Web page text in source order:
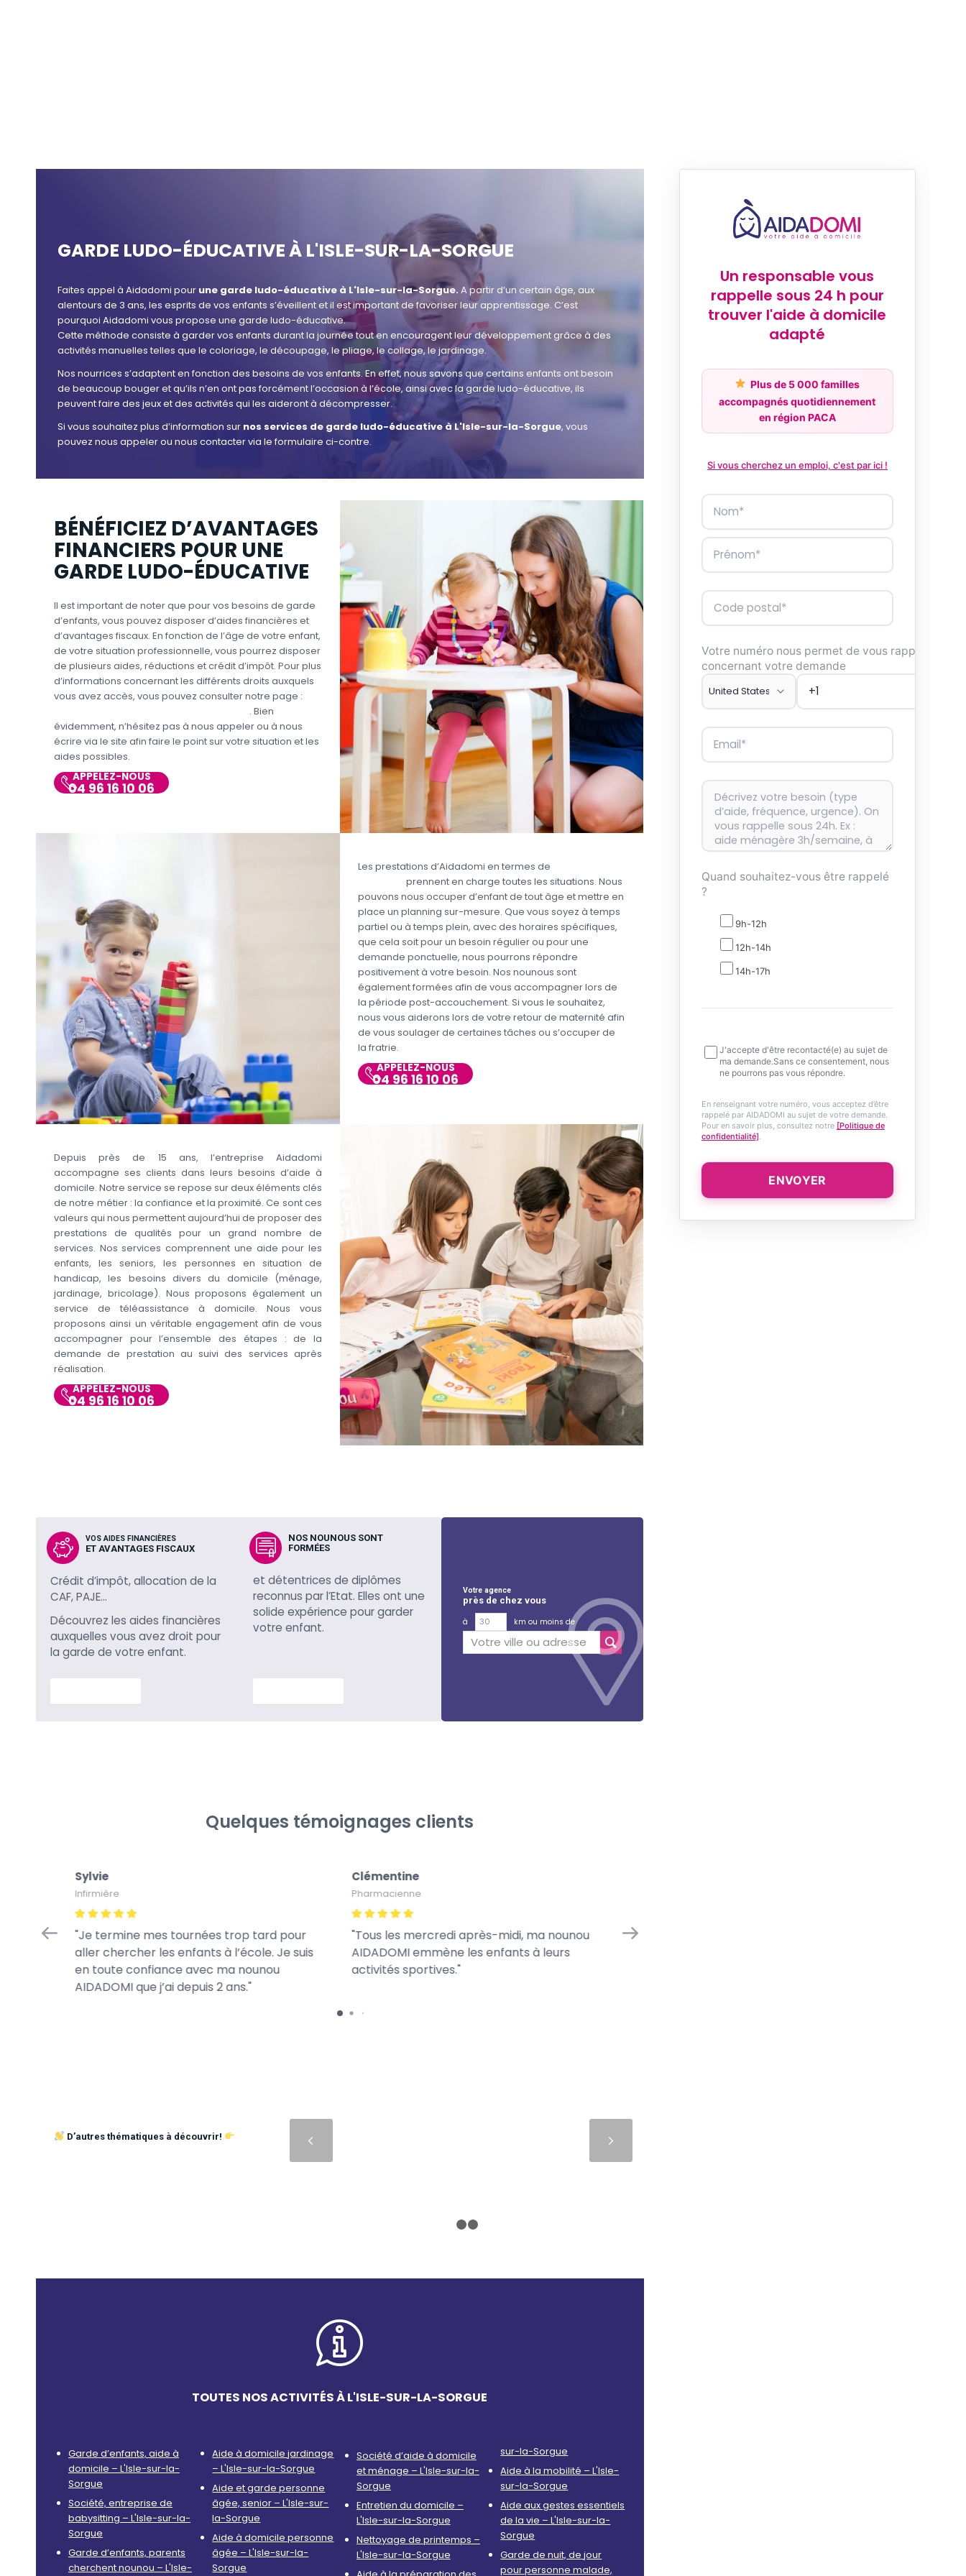
GARDE LUDO-ÉDUCATIVE À L'ISLE-SUR-LA-SORGUE
Faites appel à Aidadomi pour une garde ludo-éducative à L'Isle-sur-la-Sorgue. A partir d’un certain âge, aux
alentours de 3 ans, les esprits de vos enfants s’éveillent et il est important de favoriser leur apprentissage. C’est
pourquoi Aidadomi vous propose une garde ludo-éducative.
Cette méthode consiste à garder vos enfants durant la journée tout en encouragent leur développement grâce à des
activités manuelles telles que le coloriage, le découpage, le pliage, le collage, le jardinage.
Nos nourrices s’adaptent en fonction des besoins de vos enfants. En effet, nous savons que certains enfants ont besoin
de beaucoup bouger et qu’ils n’en ont pas forcément l’occasion à l’école, ainsi avec la garde ludo-éducative, ils
peuvent faire des jeux et des activités qui les aideront à décompresser.
Si vous souhaitez plus d’information sur nos services de garde ludo-éducative à L'Isle-sur-la-Sorgue, vous
pouvez nous appeler ou nous contacter via le formulaire ci-contre.
BÉNÉFICIEZ D’AVANTAGES
FINANCIERS POUR UNE
GARDE LUDO-ÉDUCATIVE
Il est important de noter que pour vos besoins de garde
d’enfants, vous pouvez disposer d’aides financières et
d’avantages fiscaux. En fonction de l’âge de votre enfant,
de votre situation professionnelle, vous pourrez disposer
de plusieurs aides, réductions et crédit d’impôt. Pour plus
d’informations concernant les différents droits auxquels
vous avez accès, vous pouvez consulter notre page :
. Bien
évidemment, n’hésitez pas à nous appeler ou à nous
écrire via le site afin faire le point sur votre situation et les
aides possibles.
APPELEZ-NOUS
04 96 16 10 06
Les prestations d’Aidadomi en termes de
prennent en charge toutes les situations. Nous
pouvons nous occuper d’enfant de tout âge et mettre en
place un planning sur-mesure. Que vous soyez à temps
partiel ou à temps plein, avec des horaires spécifiques,
que cela soit pour un besoin régulier ou pour une
demande ponctuelle, nous pourrons répondre
positivement à votre besoin. Nos nounous sont
également formées afin de vous accompagner lors de
la période post-accouchement. Si vous le souhaitez,
nous vous aiderons lors de votre retour de maternité afin
de vous soulager de certaines tâches ou s’occuper de
la fratrie.
APPELEZ-NOUS
04 96 16 10 06
Depuis près de 15 ans, l’entreprise Aidadomi
accompagne ses clients dans leurs besoins d’aide à
domicile. Notre service se repose sur deux éléments clés
de notre métier : la confiance et la proximité. Ce sont ces
valeurs qui nous permettent aujourd’hui de proposer des
prestations de qualités pour un grand nombre de
services. Nos services comprennent une aide pour les
enfants, les seniors, les personnes en situation de
handicap, les besoins divers du domicile (ménage,
jardinage, bricolage). Nous proposons également un
service de téléassistance à domicile. Nous vous
proposons ainsi un véritable engagement afin de vous
accompagner pour l’ensemble des étapes : de la
demande de prestation au suivi des services après
réalisation.
APPELEZ-NOUS
04 96 16 10 06
VOS AIDES FINANCIÈRES
ET AVANTAGES FISCAUX
Crédit d’impôt, allocation de la
CAF, PAJE…
Découvrez les aides financières
auxquelles vous avez droit pour
la garde de votre enfant.
NOS NOUNOUS SONT
FORMÉES
et détentrices de diplômes
reconnus par l’Etat. Elles ont une
solide expérience pour garder
votre enfant.
Votre agence
près de chez vous
à
km ou moins de
Quelques témoignages clients
Sylvie
Infirmière
Je termine mes tournées trop tard pour
aller chercher les enfants à l’école. Je suis
en toute confiance avec ma nounou
AIDADOMI que j’ai depuis 2 ans.
Clémentine
Pharmacienne
Tous les mercredi après-midi, ma nounou
AIDADOMI emmène les enfants à leurs
activités sportives.
En garde alternée, Sandrine, ma garde
D’autres thématiques à découvrir!
Précédent
TOUTES NOS ACTIVITÉS À L'ISLE-SUR-LA-SORGUE
Garde d’enfants, aide à
domicile – L'Isle-sur-la-
Sorgue
Société, entreprise de
babysitting – L'Isle-sur-la-
Sorgue
Garde d’enfants, parents
cherchent nounou – L'Isle-
Aide à domicile jardinage
– L'Isle-sur-la-Sorgue
Aide et garde personne
âgée, senior – L'Isle-sur-
la-Sorgue
Aide à domicile personne
âgée – L'Isle-sur-la-
Sorgue
Société d’aide à domicile
et ménage – L'Isle-sur-la-
Sorgue
Entretien du domicile –
L'Isle-sur-la-Sorgue
Nettoyage de printemps –
L'Isle-sur-la-Sorgue
sur-la-Sorgue
Aide à la mobilité – L'Isle-
sur-la-Sorgue
Aide aux gestes essentiels
de la vie – L'Isle-sur-la-
Sorgue
Garde de nuit, de jour
pour personne malade,
Un responsable vous
rappelle sous 24 h pour
trouver l'aide à domicile
adapté
Plus de 5 000 familles
accompagnés quotidiennement
en région PACA
Si vous cherchez un emploi, c'est par ici !
Votre numéro nous permet de vous rappeler
concernant votre demande
Quand souhaitez-vous être rappelé
?
9h-12h
12h-14h
14h-17h
J'accepte d'être recontacté(e) au sujet de
ma demande.Sans ce consentement, nous
ne pourrons pas vous répondre.
En renseignant votre numéro, vous acceptez d’être
rappelé par AIDADOMI au sujet de votre demande.
Pour en savoir plus, consultez notre [Politique de
confidentialité]